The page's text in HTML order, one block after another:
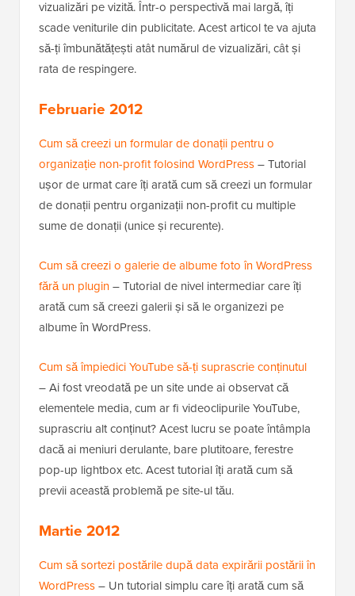
vizualizări pe vizită. Într-o perspectivă mai largă, îți
scade veniturile din publicitate. Acest articol te va ajuta
să-ți îmbunătățești atât numărul de vizualizări, cât și
rata de respingere.
Februarie 2012
Cum să creezi un formular de donații pentru o
organizație non-profit folosind WordPress– Tutorial
ușor de urmat care îți arată cum să creezi un formular
de donații pentru organizații non-profit cu multiple
sume de donații (unice și recurente).
Cum să creezi o galerie de albume foto în WordPress
fără un plugin– Tutorial de nivel intermediar care îți
arată cum să creezi galerii și să le organizezi pe
albume în WordPress.
Cum să împiedici YouTube să-ți suprascrie conținutul
– Ai fost vreodată pe un site unde ai observat că
elementele media, cum ar fi videoclipurile YouTube,
suprascriu alt conținut? Acest lucru se poate întâmpla
dacă ai meniuri derulante, bare plutitoare, ferestre
pop-up lightbox etc. Acest tutorial îți arată cum să
previi această problemă pe site-ul tău.
Martie 2012
Cum să sortezi postările după data expirării postării în
WordPress– Un tutorial simplu care îți arată cum să